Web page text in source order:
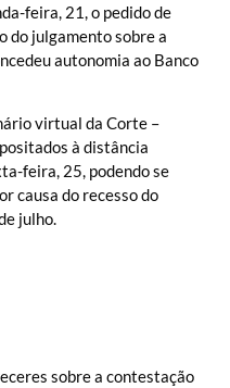
feira, 21, o pedido de
do julgamento sobre a
autonomia ao Banco
virtual da Corte –
à distância
feira, 25, podendo se
causa do recesso do
julho.
sobre a contestação